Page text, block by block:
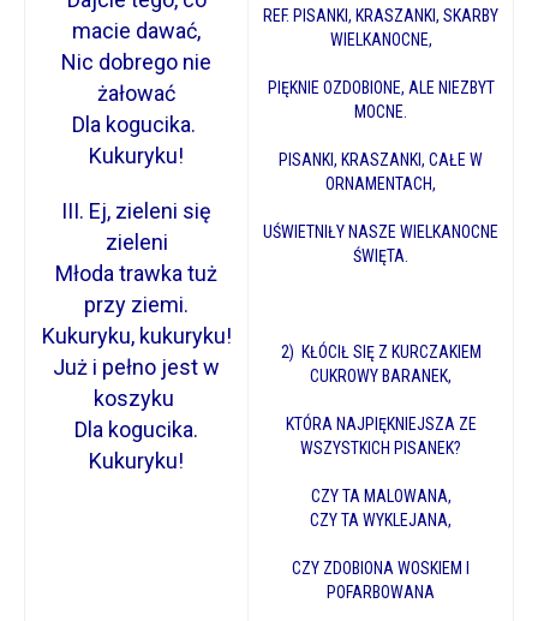
macie dawać,
Nic dobrego nie
żałować
Dla kogucika.
Kukuryku!
III. Ej, zieleni się
zieleni
Młoda trawka tuż
przy ziemi.
Kukuryku, kukuryku!
Już i pełno jest w
koszyku
Dla kogucika.
Kukuryku!
REF. PISANKI, KRASZANKI, SKARBY
WIELKANOCNE,
PIĘKNIE OZDOBIONE, ALE NIEZBYT
MOCNE.
PISANKI, KRASZANKI, CAŁE W
ORNAMENTACH,
UŚWIETNIŁY NASZE WIELKANOCNE
ŚWIĘTA.
2) KŁÓCIŁ SIĘ Z KURCZAKIEM
CUKROWY BARANEK,
KTÓRA NAJPIĘKNIEJSZA ZE
WSZYSTKICH PISANEK?
CZY TA MALOWANA,
CZY TA WYKLEJANA,
CZY ZDOBIONA WOSKIEM I
POFARBOWANA